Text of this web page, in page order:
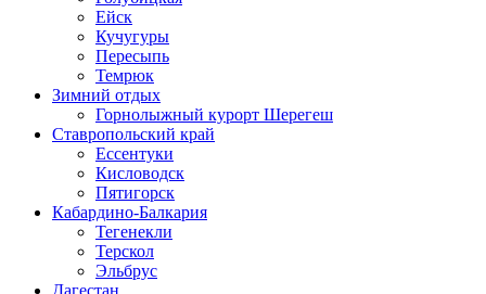
Ейск
Кучугуры
Пересыпь
Темрюк
Зимний отдых
Горнолыжный курорт Шерегеш
Ставропольский край
Ессентуки
Кисловодск
Пятигорск
Кабардино-Балкария
Тегенекли
Терскол
Эльбрус
Дагестан